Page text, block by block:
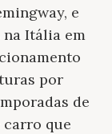
e
Itália em
por
de
carro que